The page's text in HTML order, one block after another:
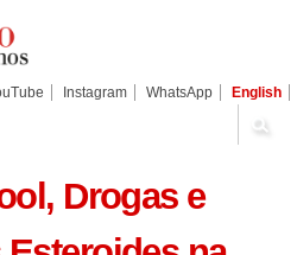
Instagram WhatsApp English
Drogas e